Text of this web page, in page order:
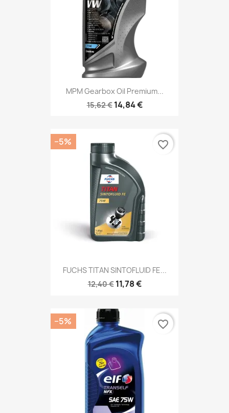
MPM Gearbox Oil Premium...
15,62 € 14,84 €
FUCHS TITAN SINTOFLUID FE...
12,40 € 11,78 €
−5% favorite_border
−5% favorite_border